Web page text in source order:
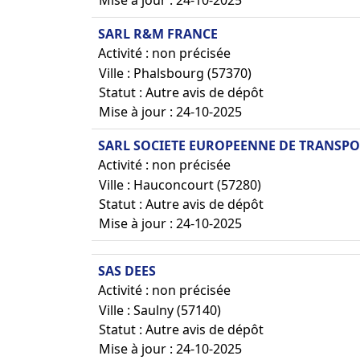
SARL R&M FRANCE
Activité : non précisée
Ville : Phalsbourg (57370)
Statut : Autre avis de dépôt
Mise à jour : 24-10-2025
SARL SOCIETE EUROPEENNE DE
Activité : non précisée
Ville : Hauconcourt (57280)
Statut : Autre avis de dépôt
Mise à jour : 24-10-2025
SAS DEES
Activité : non précisée
Ville : Saulny (57140)
Statut : Autre avis de dépôt
Mise à jour : 24-10-2025